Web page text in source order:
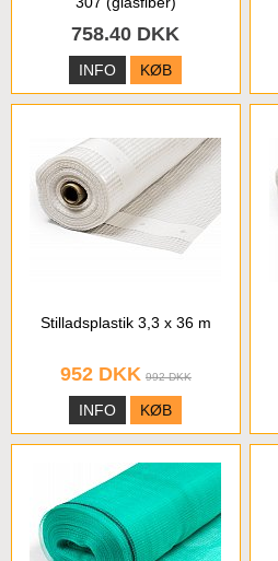
758.40 DKK
INFO KØB
Stilladsplastik 3,3 x 36 m
952 DKK 992 DKK
INFO KØB